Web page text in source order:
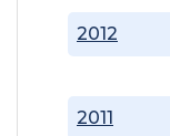
2011
2012